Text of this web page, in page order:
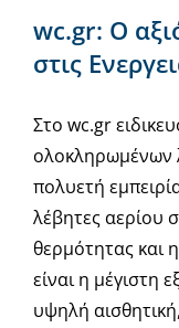
wc.gr: Ο
στις
Στο wc.gr
ολοκληρωμένων
πολυετή
λέβητες αερίου
θερμότητας και
είναι η μέγιστη
υψηλή